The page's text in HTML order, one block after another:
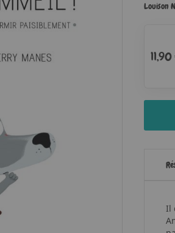
Louison
Il